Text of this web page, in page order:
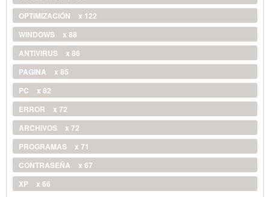
OPTIMIZACIÓN
x 122
WINDOWS
x 88
ANTIVIRUS
x 86
PAGINA
x 85
PC
x 82
ERROR
x 72
ARCHIVOS
x 72
PROGRAMAS
x 71
CONTRASEÑA
x 67
XP
x 66